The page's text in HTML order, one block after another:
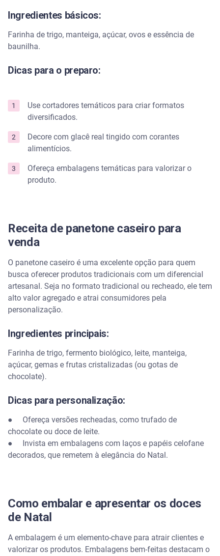
Ingredientes básicos:
Farinha de trigo, manteiga, açúcar, ovos e essência de
baunilha.
Dicas para o preparo:
Use cortadores temáticos para criar formatos
diversificados.
Decore com glacê real tingido com corantes
alimentícios.
Ofereça embalagens temáticas para valorizar o
produto.
Receita de panetone caseiro para
venda
O panetone caseiro é uma excelente opção para quem
busca oferecer produtos tradicionais com um diferencial
artesanal. Seja no formato tradicional ou recheado, ele tem
alto valor agregado e atrai consumidores pela
personalização.
Ingredientes principais:
Farinha de trigo, fermento biológico, leite, manteiga,
açúcar, gemas e frutas cristalizadas (ou gotas de
chocolate).
Dicas para personalização:
● Ofereça versões recheadas, como trufado de
chocolate ou doce de leite.
● Invista em embalagens com laços e papéis celofane
decorados, que remetem à elegância do Natal.
Como embalar e apresentar os doces
de Natal
A embalagem é um elemento-chave para atrair clientes e
valorizar os produtos. Embalagens bem-feitas destacam o